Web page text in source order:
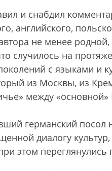
и снабдил
английского,
не менее
случилось на
с языками и
из Москвы, из
между
германский посол
диалогу
этом переглянулись